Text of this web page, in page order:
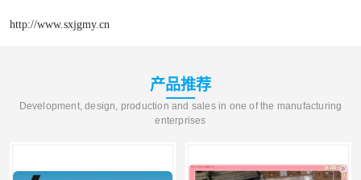
http://www.sxjgmy.cn
产品推荐
Development, design, production and sales in one of the manufacturing
enterprises